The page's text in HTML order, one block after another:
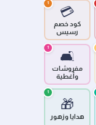
💳
كود خصم
رسيس
1
🛋️
مفروشات
وأغطية
1
🎁
هدايا وزهور
1